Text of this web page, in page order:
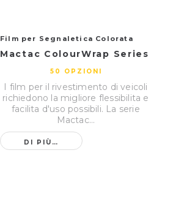
Film per Segnaletica Colorata
Mactac ColourWrap Series
50 OPZIONI
I film per il rivestimento di veicoli
richiedono la migliore flessibilita e
facilita d'uso possibili. La serie
Mactac...
DI PIÙ…